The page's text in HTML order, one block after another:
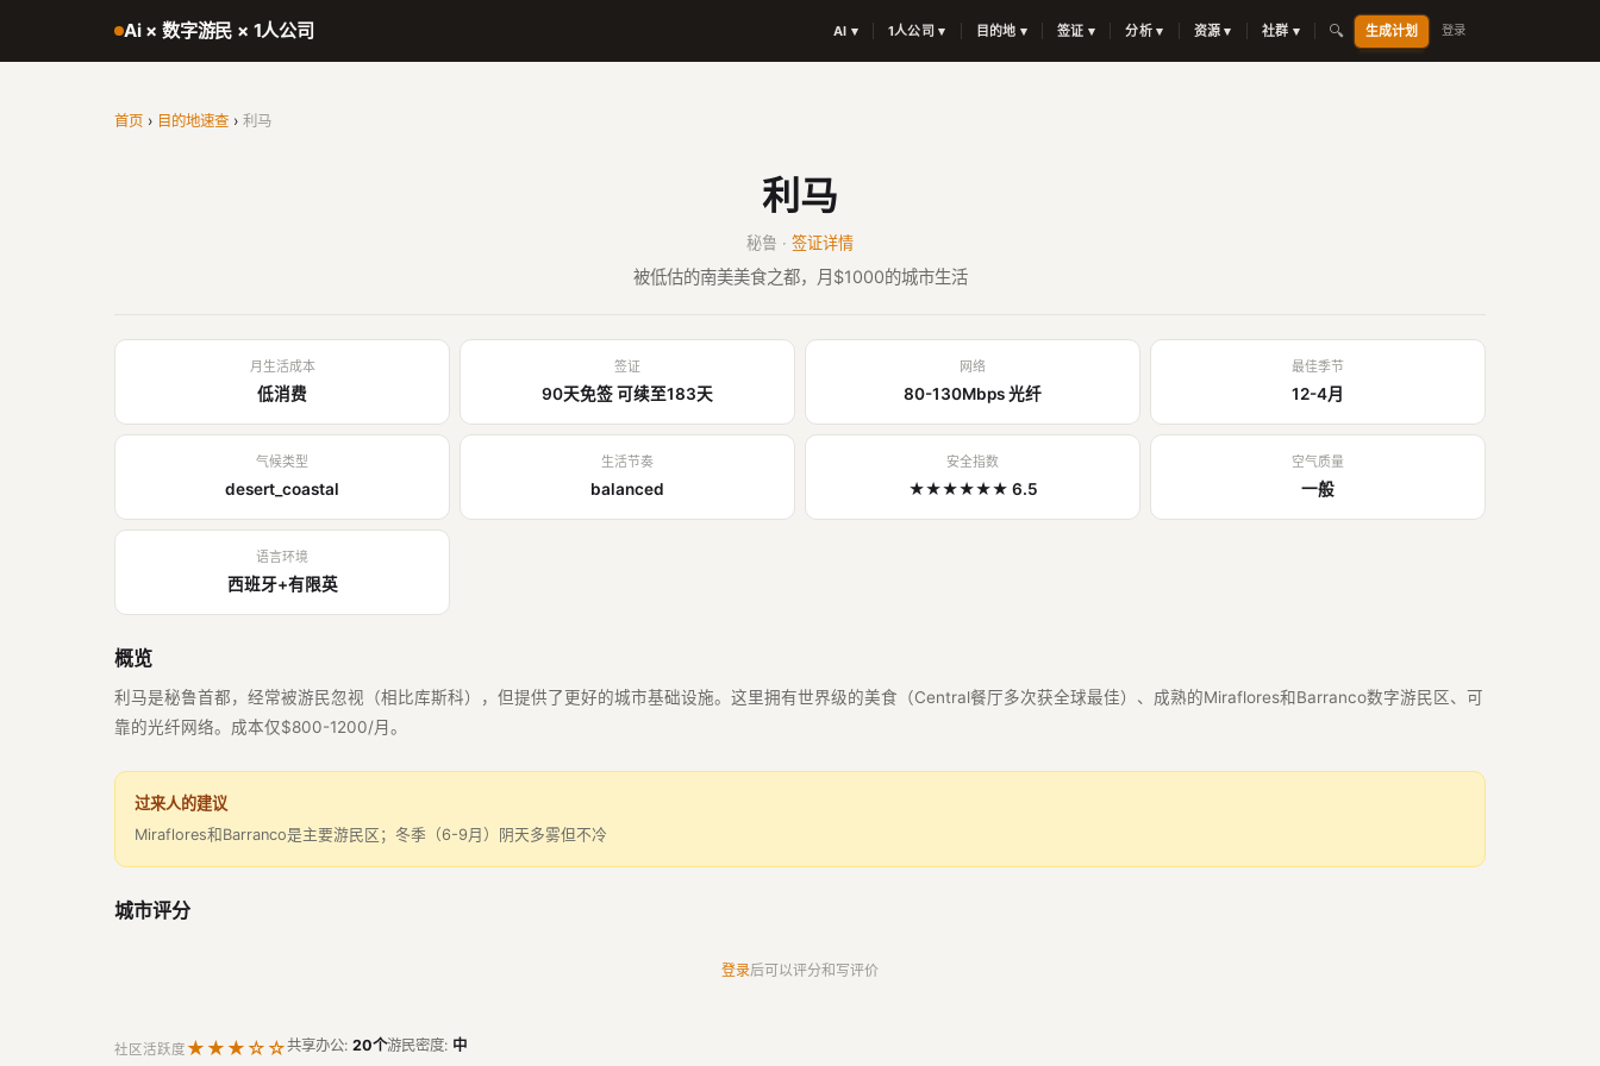
Ai × 数字游民 × 1人公司 AI ▾ 1人公司 ▾ 目的地 ▾ 签证 ▾ 分析 ▾ 资源 ▾ 社群 ▾ 🔍 生成计划 登录
首页 › 目的地速查 › 利马
利马
秘鲁 · 签证详情
被低估的南美美食之都，月$1000的城市生活
月生活成本
低消费
签证
90天免签 可续至183天
网络
80-130Mbps 光纤
最佳季节
12-4月
气候类型
desert_coastal
生活节奏
balanced
安全指数
★★★★★★ 6.5
空气质量
一般
语言环境
西班牙+有限英
概览
利马是秘鲁首都，经常被游民忽视（相比库斯科），但提供了更好的城市基础设施。这里拥有世界级的美食（Central餐厅多次获全球最佳）、成熟的Miraflores和Barranco数字游民区、可
靠的光纤网络。成本仅$800-1200/月。
过来人的建议
Miraflores和Barranco是主要游民区；冬季（6-9月）阴天多雾但不冷
城市评分
登录后可以评分和写评价
社区活跃度 ★★★☆☆共享办公: 20个游民密度: 中